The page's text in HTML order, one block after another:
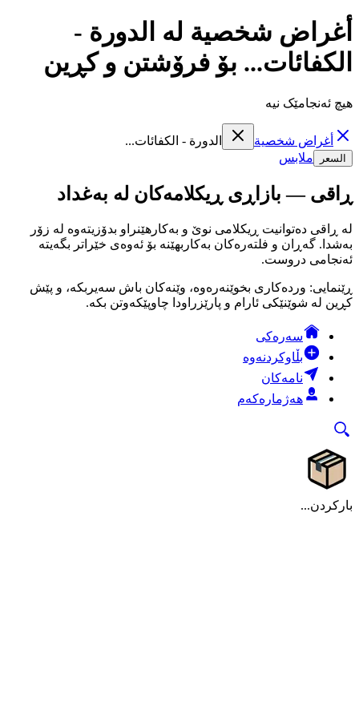
أغراض شخصية لە الدورة -
الكفائات... بۆ فرۆشتن و کڕین
هیچ ئەنجامێک نیە
أغراض شخصية الدورة - الكفائات...
السعر ملابس
ڕاقی — بازاڕی ڕیکلامەکان لە بەغداد
لە ڕاقی دەتوانیت ڕیکلامی نوێ و بەکارهێنراو بدۆزیتەوە لە زۆر
بەشدا. گەڕان و فلتەرەکان بەکاربهێنە بۆ ئەوەی خێراتر بگەیتە
ئەنجامی دروست.
ڕێنمایی: وردەکاری بخوێنەرەوە، وێنەکان باش سەیربکە، و پێش
کڕین لە شوێنێکی ئارام و پارێزراودا چاوپێکەوتن بکە.
سەرەکی
بڵاوکردنەوە
نامەکان
هەژمارەکەم
بارکردن...